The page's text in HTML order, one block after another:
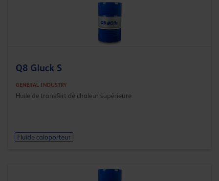
Q8 Gluck S
GENERAL INDUSTRY
Huile de transfert de chaleur supérieure
Fluide caloporteur